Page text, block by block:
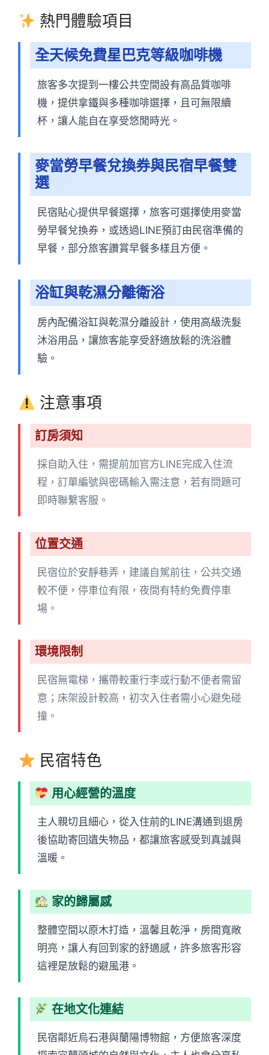
熱門體驗項目
全天候免費星巴克等級咖啡機
旅客多次提到一樓公共空間設有高品質咖啡
機，提供拿鐵與多種咖啡選擇，且可無限續
杯，讓人能自在享受悠閒時光。
麥當勞早餐兌換券與民宿早餐雙
選
民宿貼心提供早餐選擇，旅客可選擇使用麥當
勞早餐兌換券，或透過LINE預訂由民宿準備的
早餐，部分旅客讚賞早餐多樣且方便。
浴缸與乾濕分離衛浴
房內配備浴缸與乾濕分離設計，使用高級洗髮
沐浴用品，讓旅客能享受舒適放鬆的洗浴體
驗。
注意事項
訂房須知
採自助入住，需提前加官方LINE完成入住流
程，訂單編號與密碼輸入需注意，若有問題可
即時聯繫客服。
位置交通
民宿位於安靜巷弄，建議自駕前往，公共交通
較不便，停車位有限，夜間有特約免費停車
場。
環境限制
民宿無電梯，攜帶較重行李或行動不便者需留
意；床架設計較高，初次入住者需小心避免碰
撞。
民宿特色
用心經營的溫度
主人親切且細心，從入住前的LINE溝通到退房
後協助寄回遺失物品，都讓旅客感受到真誠與
溫暖。
家的歸屬感
整體空間以原木打造，溫馨且乾淨，房間寬敞
明亮，讓人有回到家的舒適感，許多旅客形容
這裡是放鬆的避風港。
在地文化連結
民宿鄰近烏石港與蘭陽博物館，方便旅客深度